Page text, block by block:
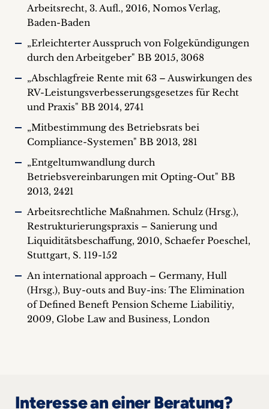
Arbeitsrecht, 3. Aufl., 2016, Nomos Verlag,
Baden-Baden
„Erleichterter Ausspruch von Folgekündigungen
durch den Arbeitgeber" BB 2015, 3068
„Abschlagfreie Rente mit 63 – Auswirkungen des
RV-Leistungsverbesserungsgesetzes für Recht
und Praxis" BB 2014, 2741
„Mitbestimmung des Betriebsrats bei
Compliance-Systemen" BB 2013, 281
„Entgeltumwandlung durch
Betriebsvereinbarungen mit Opting-Out" BB
2013, 2421
Arbeitsrechtliche Maßnahmen. Schulz (Hrsg.),
Restrukturierungspraxis – Sanierung und
Liquiditätsbeschaffung, 2010, Schaefer Poeschel,
Stuttgart, S. 119-152
An international approach – Germany, Hull
(Hrsg.), Buy-outs and Buy-ins: The Elimination
of Defined Beneft Pension Scheme Liabilitiy,
2009, Globe Law and Business, London
Interesse an einer Beratung?